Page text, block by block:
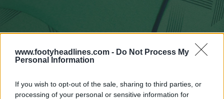
www.footyheadlines.com - Do Not Process My
Personal Information
If you wish to opt-out of the sale, sharing to third parties, or
processing of your personal or sensitive information for